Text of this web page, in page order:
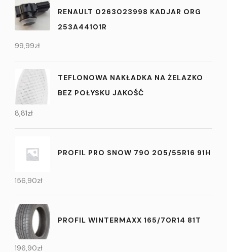
RENAULT 0263023998 KADJAR ORG
253A44101R
99,99zł
TEFLONOWA NAKŁADKA NA ŻELAZKO
BEZ POŁYSKU JAKOŚĆ
8,81zł
PROFIL PRO SNOW 790 205/55R16 91H
156,90zł
PROFIL WINTERMAXX 165/70R14 81T
196,90zł